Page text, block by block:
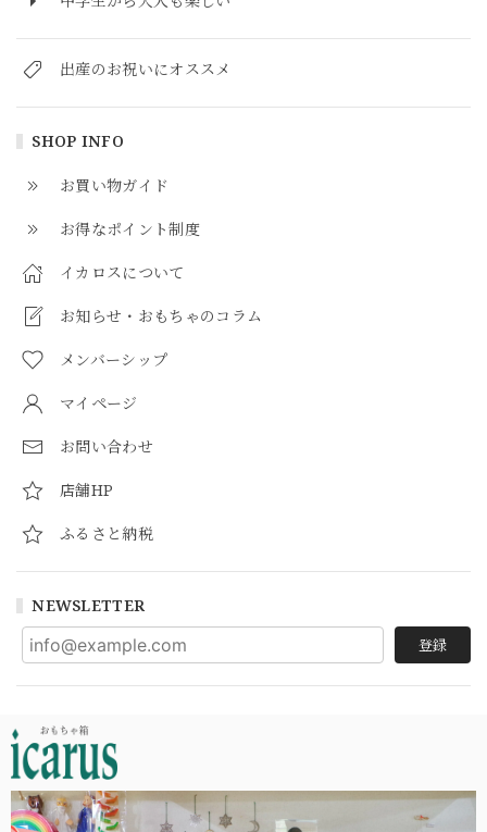
出産のお祝いにオススメ
SHOP INFO
お買い物ガイド
お得なポイント制度
イカロスについて
お知らせ・おもちゃのコラム
メンバーシップ
マイページ
お問い合わせ
店舗HP
ふるさと納税
NEWSLETTER
登録